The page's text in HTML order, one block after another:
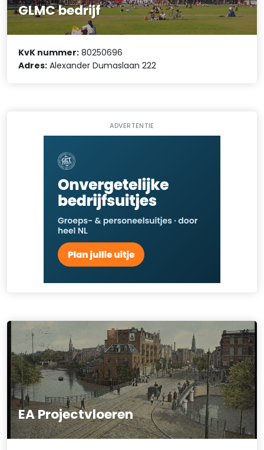
GLMC bedrijf
KvK nummer: 80250696
Adres: Alexander Dumaslaan 222
ADVERTENTIE
EA Projectvloeren